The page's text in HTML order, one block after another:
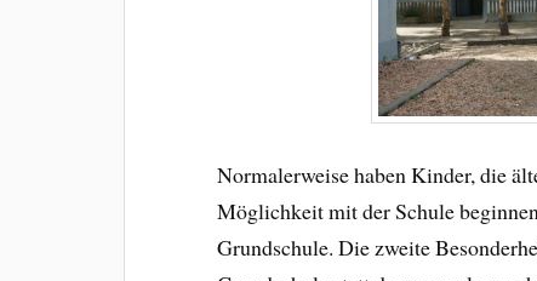
Normalerweise haben Kinder, die
Möglichkeit mit der Schule
Grundschule. Die zweite